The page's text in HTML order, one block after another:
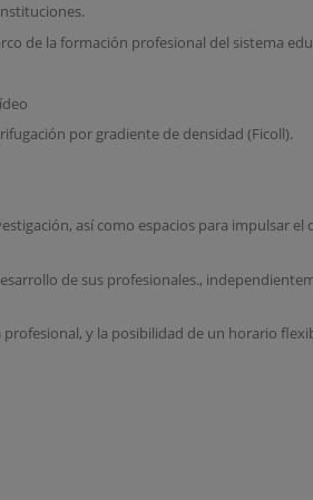
de la formación profesional del sistema
por gradiente de densidad (Ficoll).
así como espacios para impulsar el
de sus profesionales.,
profesional, y la posibilidad de un horario